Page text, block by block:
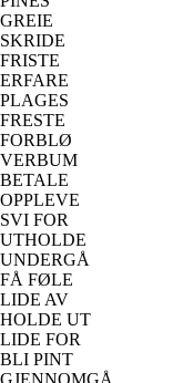
GREIE
SKRIDE
FRISTE
ERFARE
PLAGES
FRESTE
FORBLØ
VERBUM
BETALE
OPPLEVE
SVI FOR
UTHOLDE
UNDERGÅ
FÅ FØLE
LIDE AV
HOLDE UT
LIDE FOR
BLI PINT
GJENNOMGÅ